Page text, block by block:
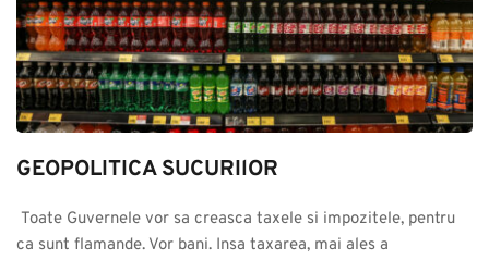
GEOPOLITICA SUCURIlOR
ca sunt flamande. Vor bani. Insa taxarea, mai ales a